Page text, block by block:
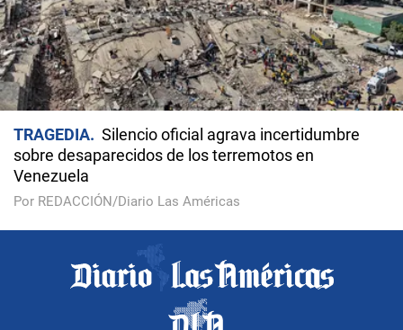
TRAGEDIA
Silencio oficial agrava incertidumbre
sobre desaparecidos de los terremotos en
Venezuela
Por REDACCIÓN/Diario Las Américas